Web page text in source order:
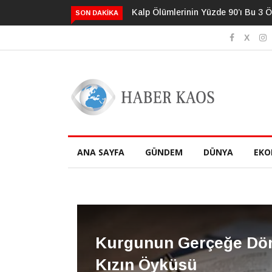
SON DAKIKA Psikolojide Yeni Dönem: Zihinsel
ANA SAYFA GÜNDEM DÜNYA
Kurgunun Gerçeğe
Kızın Öyküsü